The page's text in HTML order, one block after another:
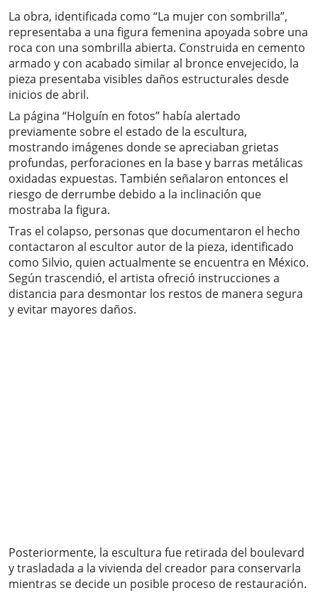
La obra, identificada como “La mujer con sombrilla”,
representaba a una figura femenina apoyada sobre una
roca con una sombrilla abierta. Construida en cemento
armado y con acabado similar al bronce envejecido, la
pieza presentaba visibles daños estructurales desde
inicios de abril.
La página “Holguín en fotos” había alertado
previamente sobre el estado de la escultura,
mostrando imágenes donde se apreciaban grietas
profundas, perforaciones en la base y barras metálicas
oxidadas expuestas. También señalaron entonces el
riesgo de derrumbe debido a la inclinación que
mostraba la figura.
Tras el colapso, personas que documentaron el hecho
contactaron al escultor autor de la pieza, identificado
como Silvio, quien actualmente se encuentra en México.
Según trascendió, el artista ofreció instrucciones a
distancia para desmontar los restos de manera segura
y evitar mayores daños.
Posteriormente, la escultura fue retirada del boulevard
y trasladada a la vivienda del creador para conservarla
mientras se decide un posible proceso de restauración.